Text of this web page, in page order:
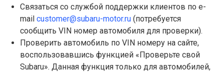
Связаться со службой поддержки клиентов по e-
mail customer@subaru-motor.ru (потребуется
сообщить VIN номер автомобиля для проверки).
Проверить автомобиль по VIN номеру на сайте,
воспользовавшись функцией «Проверьте свой
Subaru». Данная функция только для автомобилей,